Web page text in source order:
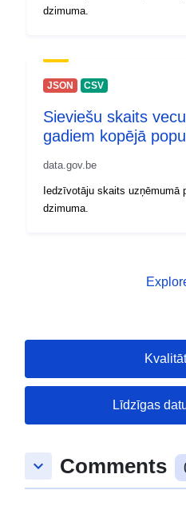
Piekļuves
Versijas piezīmes:
dzimuma.
JSON CSV
Sieviešu skaits
gadiem kopējā
data.gov.be
Iedzīvotāju skaits uzņēmumā
dzimuma.
Līdzīgas
keyboard_arrow_down Comments